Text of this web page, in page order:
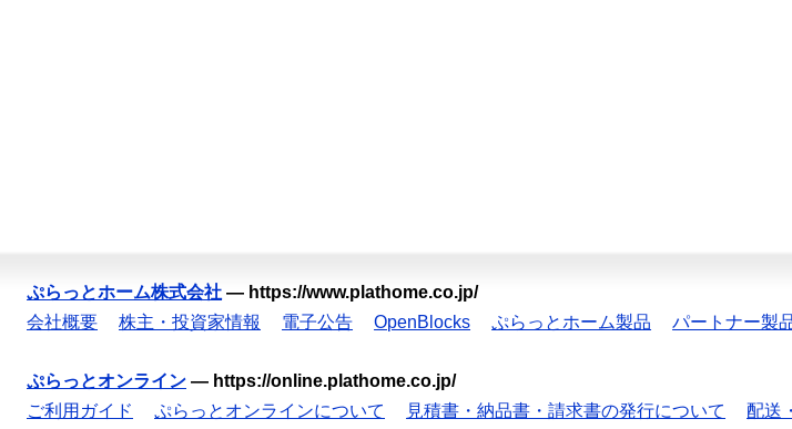
ぷらっとホーム株式会社 — https://www.plathome.co.jp/
会社概要
株主・投資家情報 電子公告 OpenBlocks ぷらっとホーム製品 パートナー製
ぷらっとオンライン — https://online.plathome.co.jp/
ご利用ガイド
ぷらっとオンラインについて 見積書・納品書・請求書の発行について 配送